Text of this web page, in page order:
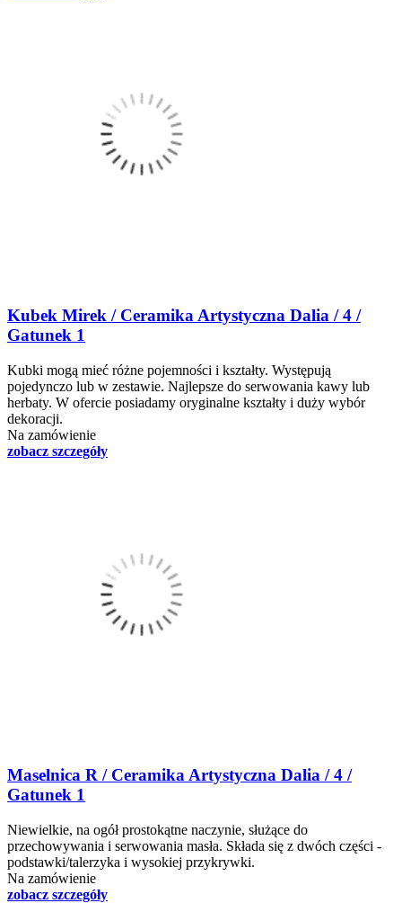
Kubek Mirek / Ceramika Artystyczna Dalia / 4 /
Gatunek 1
Kubki mogą mieć różne pojemności i kształty. Występują
pojedynczo lub w zestawie. Najlepsze do serwowania kawy lub
herbaty. W ofercie posiadamy oryginalne kształty i duży wybór
dekoracji.
Na zamówienie
zobacz szczegóły
Maselnica R / Ceramika Artystyczna Dalia / 4 /
Gatunek 1
Niewielkie, na ogół prostokątne naczynie, służące do
przechowywania i serwowania masła. Składa się z dwóch części -
podstawki/talerzyka i wysokiej przykrywki.
Na zamówienie
zobacz szczegóły